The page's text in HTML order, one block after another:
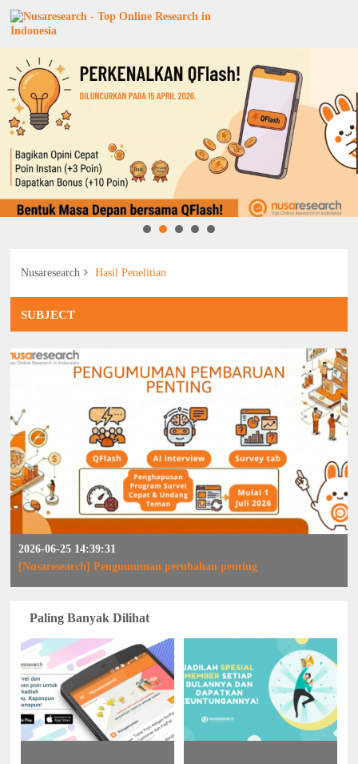
Nusaresearch Hasil Penelitian
SUBJECT
2026-06-25 14:39:31
[Nusaresearch] Pengumuman perubahan penting
Paling Banyak Dilihat